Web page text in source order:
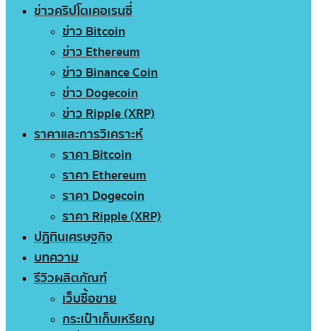
ข่าวคริปโตเคอเรนซี่
ข่าว Bitcoin
ข่าว Ethereum
ข่าว Binance Coin
ข่าว Dogecoin
ข่าว Ripple (XRP)
ราคาและการวิเคราะห์
ราคา Bitcoin
ราคา Ethereum
ราคา Dogecoin
ราคา Ripple (XRP)
ปฏิทินเศรษฐกิจ
บทความ
รีวิวผลิตภัณฑ์
เว็บซื้อขาย
กระเป๋าเก็บเหรียญ